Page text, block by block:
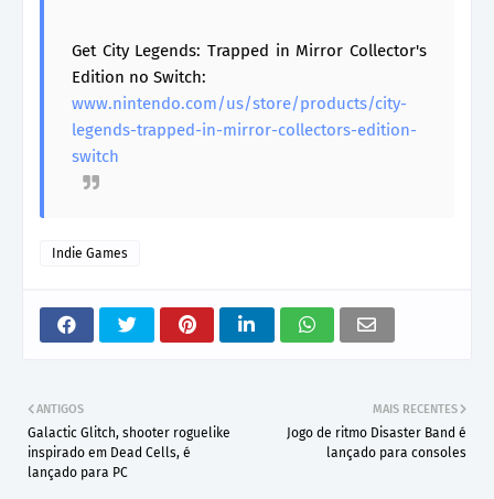
Get City Legends: Trapped in Mirror Collector's
Edition no Switch:
www.nintendo.com/us/store/products/city-
legends-trapped-in-mirror-collectors-edition-
switch
Indie Games
MAIS RECENTES
Jogo de ritmo Disaster Band é
lançado para consoles
ANTIGOS
Galactic Glitch, shooter roguelike
inspirado em Dead Cells, é
lançado para PC